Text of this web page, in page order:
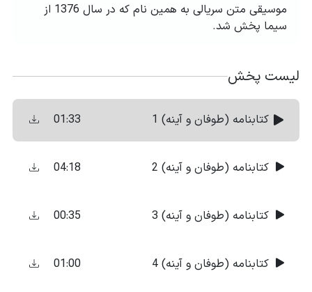
موسیقی متن سریالی به همین نام که در سال 1376 از
سیما پخش شد.
لیست پخش
کتابنامه (طوفان و آینه) 1 01:33
کتابنامه (طوفان و آینه) 2 04:18
کتابنامه (طوفان و آینه) 3 00:35
کتابنامه (طوفان و آینه) 4 01:00